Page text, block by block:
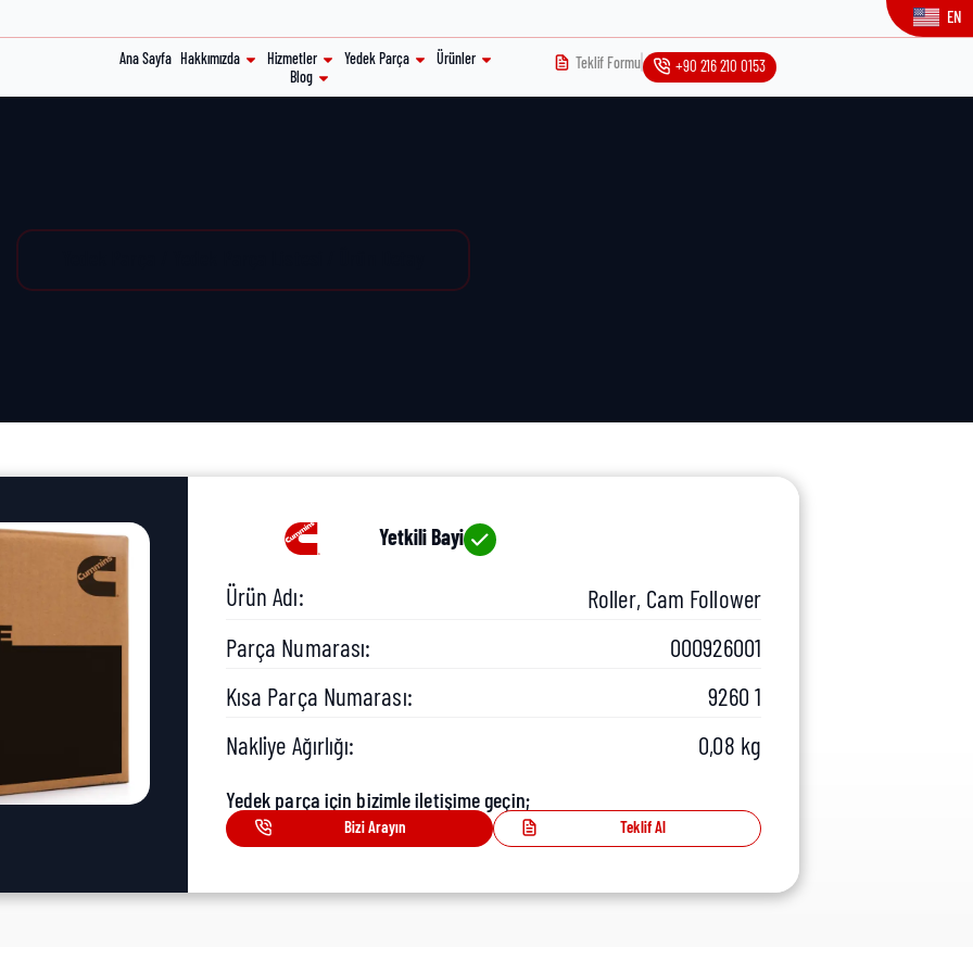
EN
Ana Sayfa Hakkımızda Hizmetler Yedek Parça
Ürünler
Blog
Teklif Formu +90 216 210 0153
Yetkili Bayi
Ürün Adı:
Roller, Cam Follower
Parça Numarası:
000926001
Kısa Parça Numarası:
9260 1
Nakliye Ağırlığı:
0,08 kg
Yedek parça için bizimle iletişime geçin;
Bizi Arayın Teklif Al